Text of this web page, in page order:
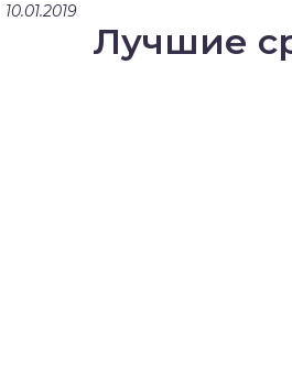
10.01.2019
Лучшие